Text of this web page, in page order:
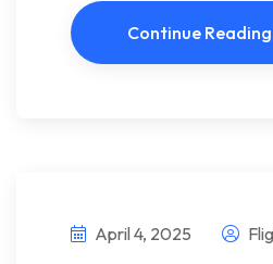
Continue Reading
April 4, 2025